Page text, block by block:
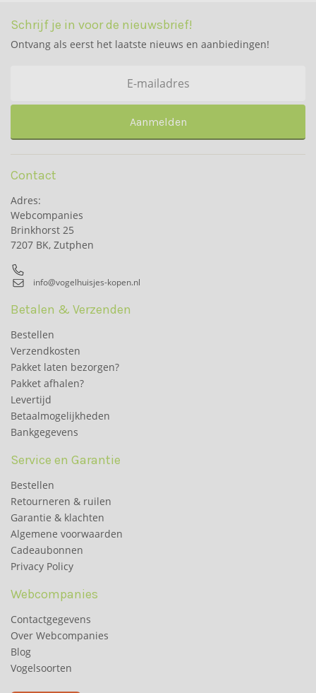
Schrijf je in voor de nieuwsbrief!
Ontvang als eerst het laatste nieuws en aanbiedingen!
Aanmelden
Contact
Adres:
Webcompanies
Brinkhorst 25
7207 BK, Zutphen
info@vogelhuisjes-kopen.nl
Betalen & Verzenden
Bestellen
Verzendkosten
Pakket laten bezorgen?
Pakket afhalen?
Levertijd
Betaalmogelijkheden
Bankgegevens
Service en Garantie
Bestellen
Retourneren & ruilen
Garantie & klachten
Algemene voorwaarden
Cadeaubonnen
Privacy Policy
Webcompanies
Contactgegevens
Over Webcompanies
Blog
Vogelsoorten